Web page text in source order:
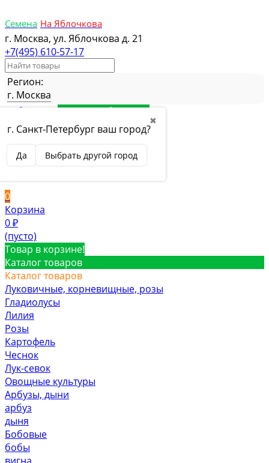
Семена На Яблочкова
г. Москва, ул. Яблочкова д. 21
+7(495) 610-57-17
Регион:
г. Москва
✖
г. Санкт-Петербург ваш город?
Да Выбрать другой город
Избранное Товар в избранном
СравнениеТовар в сравнении
Вход
Вход
0
Корзина
0 ₽
(пусто)
Товар в корзине!
Каталог товаров
Каталог товаров
Луковичные, корневищные, розы
Гладиолусы
Лилия
Розы
Картофель
Чеснок
Лук-севок
Овощные культуры
Арбузы, дыни
арбуз
дыня
Бобовые
бобы